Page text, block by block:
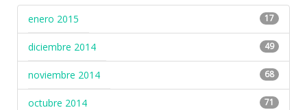
enero 2015
17
diciembre 2014 49
noviembre 2014 68
octubre 2014 71